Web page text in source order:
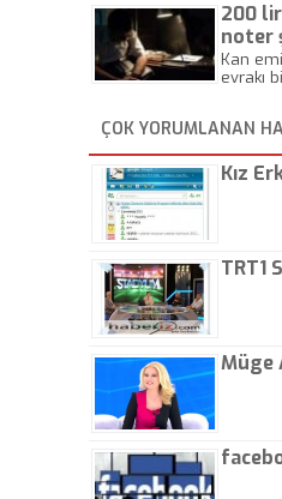
200
noter
Kan
evrakı
Gezenti
ÇOK YORUMLANAN
Kız
TRT1
Müge